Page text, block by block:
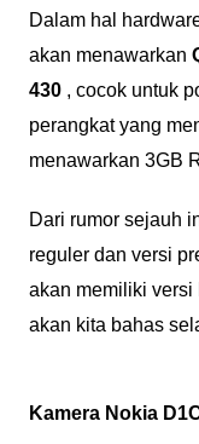
Dalam hal
akan menawarkan
430, cocok untuk
perangkat yang
menawarkan 3GB
Dari rumor sejauh
reguler dan versi
akan memiliki versi
akan kita bahas
Kamera Nokia